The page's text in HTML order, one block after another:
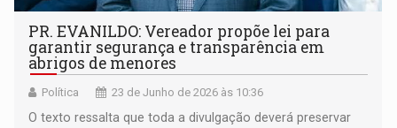
PR. EVANILDO: Vereador propõe lei para
garantir segurança e transparência em
abrigos de menores
Política 23 de Junho de 2026 às 10:36
O texto ressalta que toda a divulgação deverá preservar